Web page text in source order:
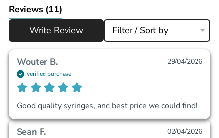
Reviews (11)
Write Review
Filter / Sort by
Wouter B. 29/04/2026
verified purchase
Good quality syringes, and best price we could find!
Sean F. 02/04/2026